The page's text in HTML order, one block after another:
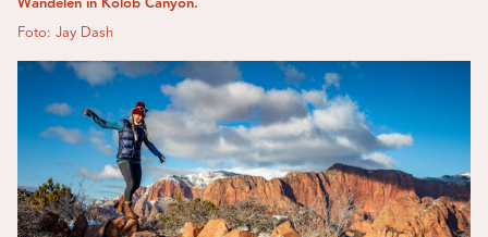
Wandelen in Kolob Canyon.
Foto: Jay Dash